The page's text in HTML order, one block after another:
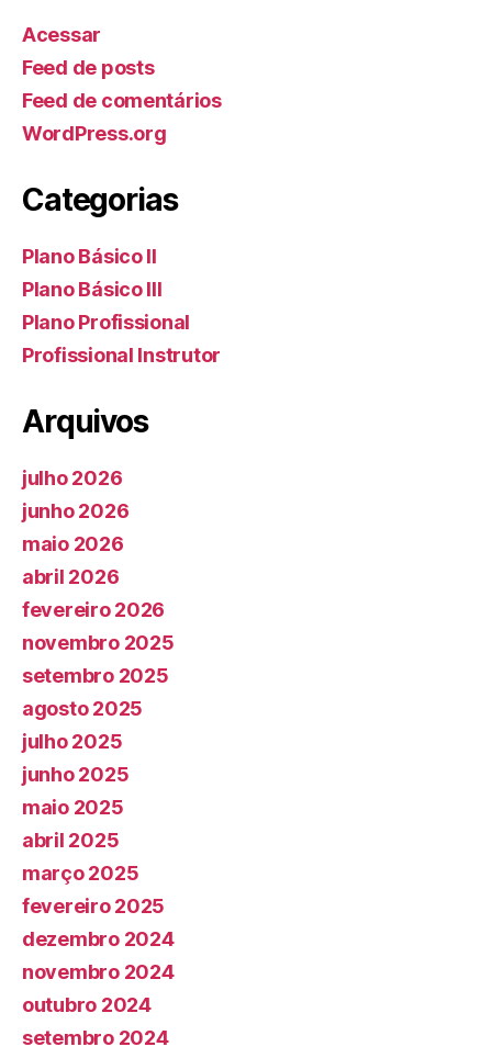
Acessar
Feed de posts
Feed de comentários
WordPress.org
Categorias
Plano Básico II
Plano Básico III
Plano Profissional
Profissional Instrutor
Arquivos
julho 2026
junho 2026
maio 2026
abril 2026
fevereiro 2026
novembro 2025
setembro 2025
agosto 2025
julho 2025
junho 2025
maio 2025
abril 2025
março 2025
fevereiro 2025
dezembro 2024
novembro 2024
outubro 2024
setembro 2024